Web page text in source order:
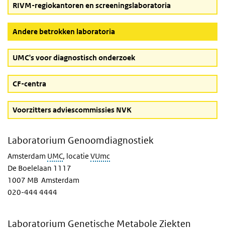
RIVM-regiokantoren en screeningslaboratoria
Andere betrokken laboratoria(Actieve knop)
UMC's voor diagnostisch onderzoek
CF-centra
Voorzitters adviescommissies NVK
Laboratorium Genoomdiagnostiek
Amsterdam UMC, locatie VUmc
De Boelelaan 1117
1007 MB Amsterdam
020-444 4444
Laboratorium Genetische Metabole Ziekten